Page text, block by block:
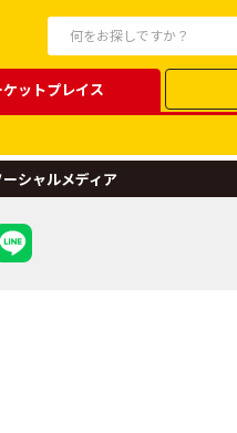
ケットプレイス
シャルメディア